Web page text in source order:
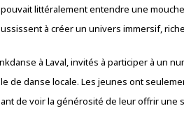
littéralement entendre une
à créer un univers immersif,
à Laval, invités à participer à un
de danse locale. Les jeunes ont
de voir la générosité de leur offrir une